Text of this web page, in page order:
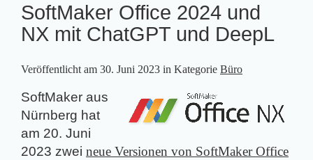
SoftMaker Office 2024 und
NX mit ChatGPT und DeepL
Veröffentlicht am 30. Juni 2023 in Kategorie Büro
SoftMaker aus
Nürnberg hat
am 20. Juni
2023 zwei neue Versionen von SoftMaker Office